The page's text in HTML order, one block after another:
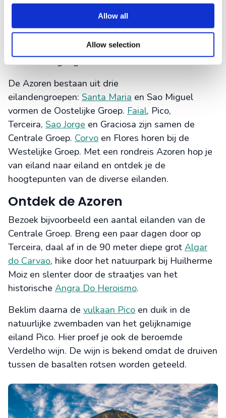
Allow all
Allow selection
Waarom zou je op één plek blijven als je ook
makkelijk meer eilanden combineert. Met een
rondreis ervaar je de verschillende eilanden pas
echt. Dit doe je heel gemakkelijk met de boot of
De Azoren bestaan uit drie
eilandengroepen: Santa Maria en Sao Miguel
vormen de Oostelijke Groep. Faial, Pico,
Terceira, Sao Jorge en Graciosa zijn samen de
Centrale Groep. Corvo en Flores horen bij de
Westelijke Groep. Met een rondreis Azoren hop je
van eiland naar eiland en ontdek je de
hoogtepunten van de diverse eilanden.
Ontdek de Azoren
Bezoek bijvoorbeeld een aantal eilanden van de
Centrale Groep. Breng een paar dagen door op
Terceira, daal af in de 90 meter diepe grot Algar
do Carvao, hike door het natuurpark bij Huilherme
Moiz en slenter door de straatjes van het
historische Angra Do Heroismo.
Beklim daarna de vulkaan Pico en duik in de
natuurlijke zwembaden van het gelijknamige
eiland Pico. Hier proef je ook de beroemde
Verdelho wijn. De wijn is bekend omdat de druiven
tussen de basalten rotsen worden geteeld.